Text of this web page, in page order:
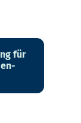
für